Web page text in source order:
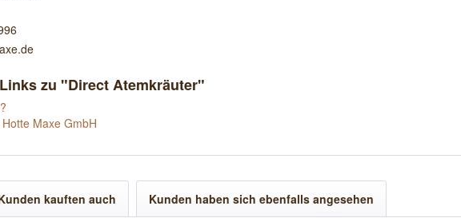
zu "Direct Atemkräuter"
Maxe GmbH
kauften auch Kunden haben sich ebenfalls angesehen